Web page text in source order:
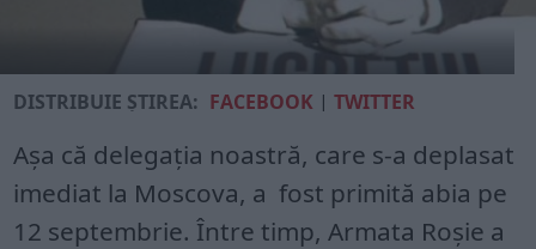
DISTRIBUIE ȘTIREA: FACEBOOK |TWITTER
Aşa că delegaţia noastră, care s-a deplasat
imediat la Moscova, a fost primită abia pe
12 septembrie. Între timp, Armata Roşie a